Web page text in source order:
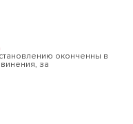
оконченны в
за